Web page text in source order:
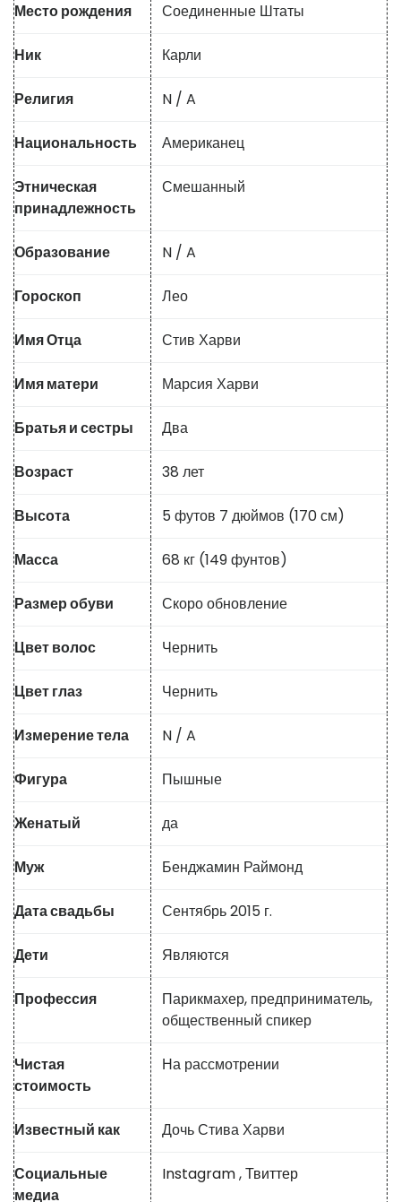
Место рождения Соединенные Штаты
Ник Карли
Религия N / A
Национальность Американец
Этническая
принадлежность
Смешанный
Образование N / A
Гороскоп Лео
Имя Отца Стив Харви
Имя матери Марсия Харви
Братья и сестры Два
Возраст 38 лет
Высота 5 футов 7 дюймов (170 см)
Масса 68 кг (149 фунтов)
Размер обуви Скоро обновление
Цвет волос Чернить
Цвет глаз Чернить
Измерение тела N / A
Фигура Пышные
Женатый да
Муж Бенджамин Раймонд
Дата свадьбы Сентябрь 2015 г.
Дети Являются
Профессия
Парикмахер, предприниматель,
общественный спикер
Чистая
стоимость
На рассмотрении
Известный как Дочь Стива Харви
Социальные
медиа
Instagram,Твиттер